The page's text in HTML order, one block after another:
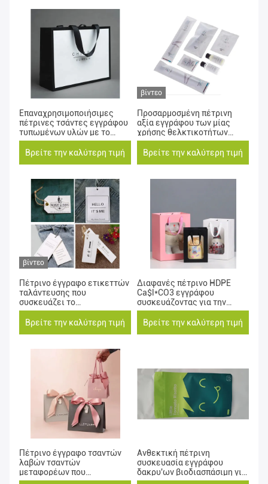
Επαναχρησιμοποιήσιμες
πέτρινες τσάντες εγγράφου
τυπωμένων υλών με το
λογότυπο και λαβές που
προσαρμόζονται που
Βρείτε την καλύτερη τιμή
βίντεο
Προσαρμοσμένη πέτρινη
αξία εγγράφου των μίας
χρήσης θελκτικοτήτων
ξενοδοχείων
Βρείτε την καλύτερη τιμή
βίντεο
Πέτρινο έγγραφο ετικεττών
ταλάντευσης που
συσκευάζει το
βιοδιασπάσιμο
προσαρμοσμένο μέγεθος
Βρείτε την καλύτερη τιμή
Διαφανές πέτρινο HDPE
Ca$l*CO3 εγγράφου
συσκευάζοντας για την
τσάντα δώρων χεριών
Βρείτε την καλύτερη τιμή
Πέτρινο έγγραφο τσαντών
λαβών τσαντών
μεταφορέων που
συσκευάζει το χρώμα CMYK
Ανθεκτική πέτρινη
συσκευασία εγγράφου
δακρυ'ων βιοδιασπάσιμη για
τις αγορές δώρων